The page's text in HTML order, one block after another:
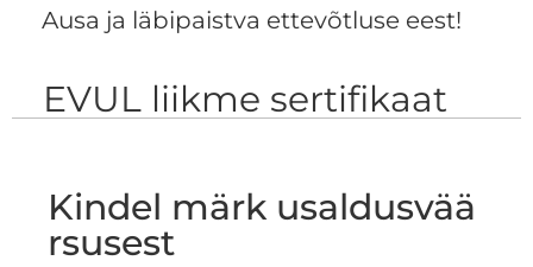
Ausa ja läbipaistva ettevõtluse eest!
EVUL liikme sertifikaat
Kindel märk usaldusvää
rsusest